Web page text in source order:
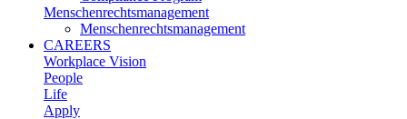
Menschenrechtsmanagement
Menschenrechtsmanagement
CAREERS
Workplace Vision
People
Life
Apply